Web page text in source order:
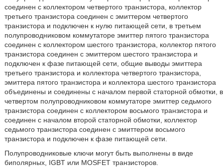
соединен с коллектором четвертого транзистора, коллектор
третьего транзистора соединен с эмиттером четвертого
транзистора и подключен к нулю питающей сети, в третьем
полупроводниковом коммутаторе эмиттер пятого транзистора
соединен с коллектором шестого транзистора, коллектор пятого
транзистора соединен с эмиттером шестого транзистора и
подключен к фазе питающей сети, общие выводы эмиттера
третьего транзистора и коллектора четвертого транзистора,
эмиттера пятого транзистора и коллектора шестого транзистора
объединены и соединены с началом первой статорной обмотки, в
четвертом полупроводниковом коммутаторе эмиттер седьмого
транзистора соединен с коллектором восьмого транзистора и
соединен с началом второй статорной обмотки, коллектор
седьмого транзистора соединен с эмиттером восьмого
транзистора и подключен к фазе питающей сети.
Полупроводниковые ключи могут быть выполнены в виде
биполярных, IGBT или MOSFET транзисторов.